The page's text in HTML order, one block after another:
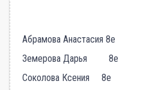
Абрамова Анастасия
Земерова Дарья 8е
Соколова Ксения